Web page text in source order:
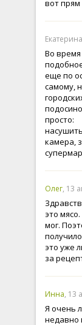
вот прям
Во время
еще по
самому,
просто:
камера,
Олег, 13
это
мог.
это уже
за
Инна, 13
Я очень
недавно